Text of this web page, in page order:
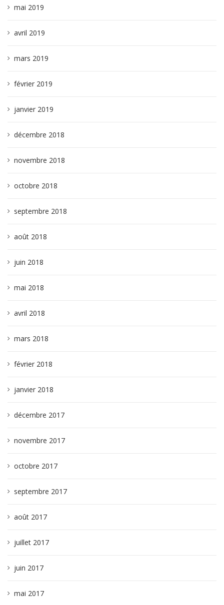
mai 2019
avril 2019
mars 2019
février 2019
janvier 2019
décembre 2018
novembre 2018
octobre 2018
septembre 2018
août 2018
juin 2018
mai 2018
avril 2018
mars 2018
février 2018
janvier 2018
décembre 2017
novembre 2017
octobre 2017
septembre 2017
août 2017
juillet 2017
juin 2017
mai 2017